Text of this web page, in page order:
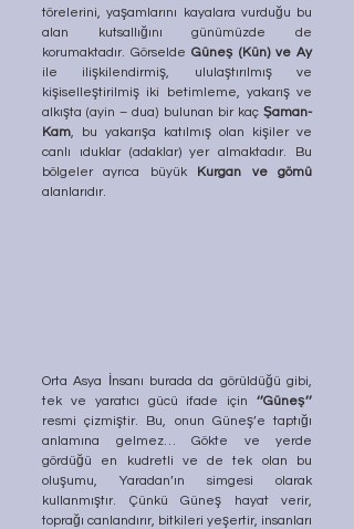
törelerini, yaşamlarını kayalara vurduğu bu
alan kutsallığını günümüzde de
korumaktadır. Görselde Güneş (Kün) ve Ay
ile ilişkilendirmiş, ululaştırılmış ve
kişiselleştirilmiş iki betimleme, yakarış ve
alkışta (ayin – dua) bulunan bir kaç Şaman-
Kam, bu yakarışa katılmış olan kişiler ve
canlı ıduklar (adaklar) yer almaktadır. Bu
bölgeler ayrıca büyük
Kurgan ve gömü
alanlarıdır.
Orta Asya İnsanı burada da görüldüğü gibi,
tek ve yaratıcı gücü ifade için ‘’Güneş’’
resmi çizmiştir. Bu, onun Güneş’e taptığı
anlamına gelmez… Gökte ve yerde
gördüğü en kudretli ve de tek olan bu
oluşumu, Yaradan’ın simgesi olarak
kullanmıştır. Çünkü Güneş hayat verir,
toprağı canlandırır, bitkileri yeşertir, insanları